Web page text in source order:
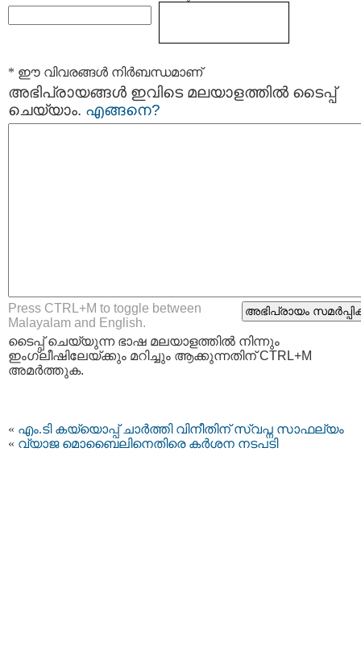
* ഈ വിവരങ്ങള്‍ നിര്‍ബന്ധമാണ്
അഭിപ്രായങ്ങള്‍ ഇവിടെ മലയാളത്തില്‍ ടൈപ്പ്
ചെയ്യാം. എങ്ങനെ?
Press CTRL+M to toggle between
Malayalam and English.
ടൈപ്പ്‌ ചെയ്യുന്ന ഭാഷ മലയാളത്തില്‍ നിന്നും
ഇംഗ്ലീഷിലേയ്ക്കും മറിച്ചും ആക്കുന്നതിന് CTRL+M
അമര്‍ത്തുക.
« എം.ടി കയ്യൊപ്പ് ചാര്‍ത്തി വിനീതിന് സ്വപ്ന സാഫല്യം
« വ്യാജ മൊബൈലിനെതിരെ കര്‍ശന നടപടി